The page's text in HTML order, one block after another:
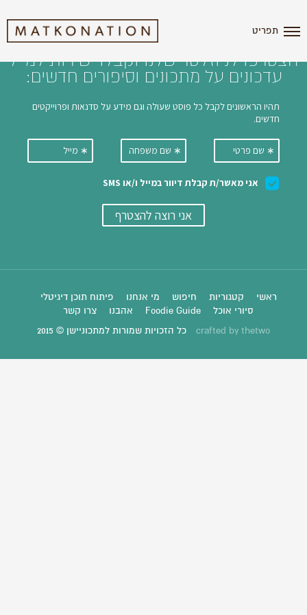
תפריט
הצטרפו לניוזלטר שלנו וקבלו ישירות למייל
עדכונים על מתכונים וסיפורים חדשים:
ראשי קטגוריות חיפוש מי אנחנו
פיתוח תוכן דיגיטלי
סיורי אוכל
Foodie Guide אהבנו צרו קשר
crafted by thetwo כל הזכויות שמורות למתכוניישן © 2015